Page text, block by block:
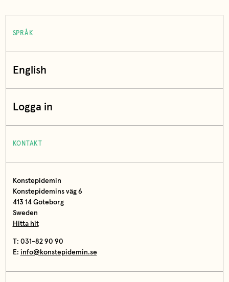
SPRÅK
English
Logga in
KONTAKT
Konstepidemin
Konstepidemins väg 6
413 14 Göteborg
Sweden
Hitta hit
T: 031-82 90 90
E: info@konstepidemin.se